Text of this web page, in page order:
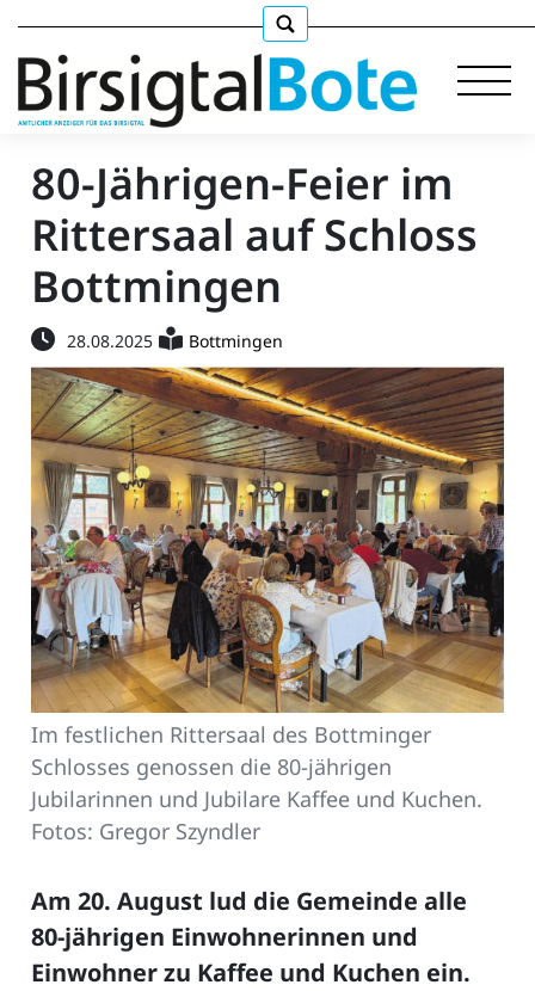
Immobilien
Stellen
E-
Paper
80-Jährigen-Feier im
Rittersaal auf Schloss
Bottmingen
28.08.2025 Bottmingen
Im festlichen Rittersaal des Bottminger
Schlosses genossen die 80-jährigen
Jubilarinnen und Jubilare Kaffee und Kuchen.
Fotos: Gregor Szyndler
Am 20. August lud die Gemeinde alle
80-jährigen Einwohnerinnen und
Einwohner zu Kaffee und Kuchen ein.